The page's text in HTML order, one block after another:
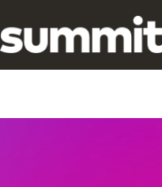
zum
Inhalt